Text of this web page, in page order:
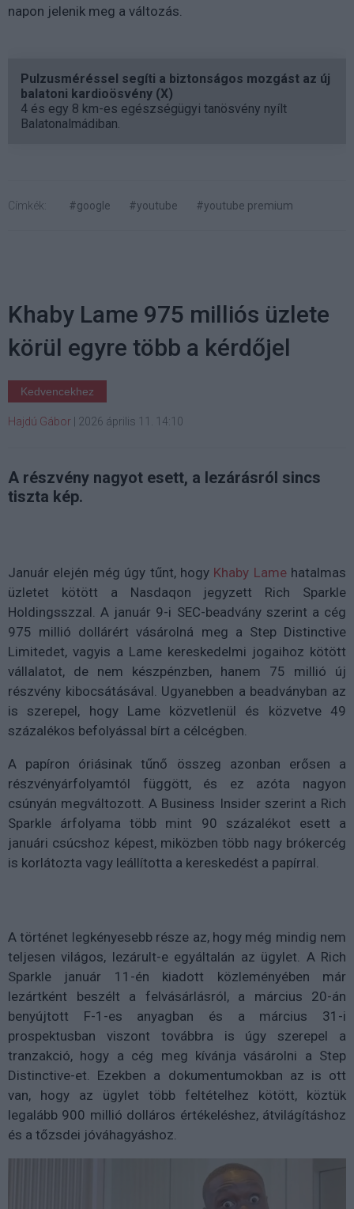
napon jelenik meg a változás.
Pulzusméréssel segíti a biztonságos mozgást az új
balatoni kardioösvény (X)
4 és egy 8 km-es egészségügyi tanösvény nyílt
Balatonalmádiban.
Címkék: #google #youtube #youtube premium
Khaby Lame 975 milliós üzlete
körül egyre több a kérdőjel
Kedvencekhez
Hajdú Gábor 2026 április 11. 14:10
A részvény nagyot esett, a lezárásról sincs
tiszta kép.
Január elején még úgy tűnt, hogy Khaby Lamehatalmas
üzletet kötött a Nasdaqon jegyzett Rich Sparkle
Holdingsszzal. A január 9-i SEC-beadvány szerint a cég
975 millió dollárért vásárolná meg a Step Distinctive
Limitedet, vagyis a Lame kereskedelmi jogaihoz kötött
vállalatot, de nem készpénzben, hanem 75 millió új
részvény kibocsátásával. Ugyanebben a beadványban az
is szerepel, hogy Lame közvetlenül és közvetve 49
százalékos befolyással bírt a célcégben.
A papíron óriásinak tűnő összeg azonban erősen a
részvényárfolyamtól függött, és ez azóta nagyon
csúnyán megváltozott. A Business Insider szerint a Rich
Sparkle árfolyama több mint 90 százalékot esett a
januári csúcshoz képest, miközben több nagy brókercég
is korlátozta vagy leállította a kereskedést a papírral.
A történet legkényesebb része az, hogy még mindig nem
teljesen világos, lezárult-e egyáltalán az ügylet. A Rich
Sparkle január 11-én kiadott közleményében már
lezártként beszélt a felvásárlásról, a március 20-án
benyújtott F-1-es anyagban és a március 31-i
prospektusban viszont továbbra is úgy szerepel a
tranzakció, hogy a cég meg kívánja vásárolni a Step
Distinctive-et. Ezekben a dokumentumokban az is ott
van, hogy az ügylet több feltételhez kötött, köztük
legalább 900 millió dolláros értékeléshez, átvilágításhoz
és a tőzsdei jóváhagyáshoz.